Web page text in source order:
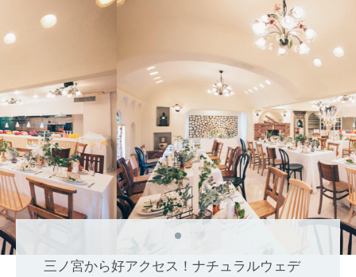
三ノ宮から好アクセス！ナチュラルウェデ